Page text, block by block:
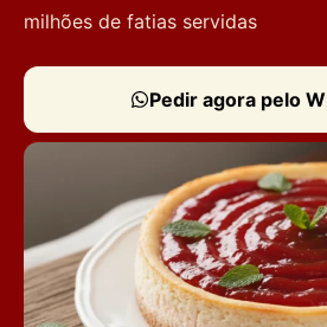
milhões de fatias servidas
Pedir agora pelo